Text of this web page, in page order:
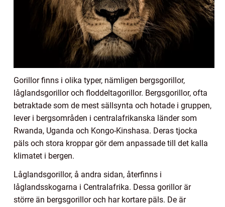
Gorillor finns i olika typer, nämligen bergsgorillor,
låglandsgorillor och floddeltagorillor. Bergsgorillor, ofta
betraktade som de mest sällsynta och hotade i gruppen,
lever i bergsområden i centralafrikanska länder som
Rwanda, Uganda och Kongo-Kinshasa. Deras tjocka
päls och stora kroppar gör dem anpassade till det kalla
klimatet i bergen.
Låglandsgorillor, å andra sidan, återfinns i
låglandsskogarna i Centralafrika. Dessa gorillor är
större än bergsgorillor och har kortare päls. De är